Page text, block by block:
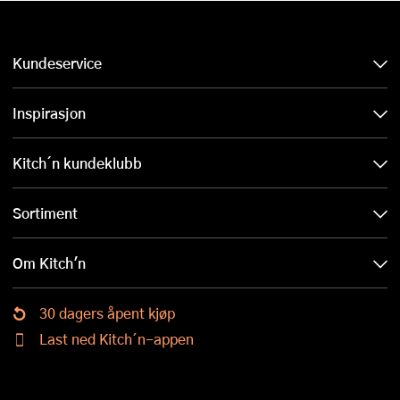
Kundeservice
Inspirasjon
Kitch´n kundeklubb
Sortiment
Om Kitch'n
30 dagers åpent kjøp
Last ned Kitch´n-appen